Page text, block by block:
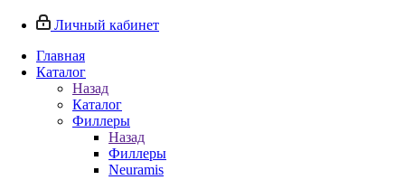
Личный кабинет
Главная
Каталог
Назад
Каталог
Филлеры
Назад
Филлеры
Neuramis